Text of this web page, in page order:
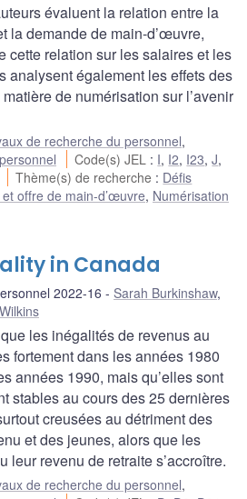
évaluent la relation entre la
la demande de main-d’œuvre,
cette relation sur les salaires et les
analysent également les effets des
de numérisation sur l’avenir
de recherche du personnel,
Code(s) JEL : I, I2, I23,J,
Thème(s) de recherche : Défis
offre de main-d’œuvre, Numérisation
in Canada
2022-16 Sarah Burkinshaw,
les inégalités de revenus au
fortement dans les années 1980
années 1990, mais qu’elles sont
stables au cours des 25 dernières
creusées au détriment des
et des jeunes, alors que les
leur revenu de retraite s’accroître.
de recherche du personnel,